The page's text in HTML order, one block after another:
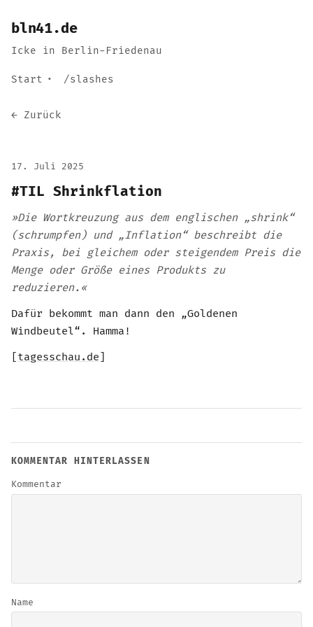
bln41.de
Icke in Berlin-Friedenau
Start /slashes
← Zurück
17. Juli 2025
#TIL Shrinkflation
»Die Wortkreuzung aus dem englischen „shrink“
(schrumpfen) und „Inflation“ beschreibt die
Praxis, bei gleichem oder steigendem Preis die
Menge oder Größe eines Produkts zu
reduzieren.«
Dafür bekommt man dann den „Goldenen
Windbeutel“. Hamma!
tagesschau.de
KOMMENTAR HINTERLASSEN
Kommentar
Name